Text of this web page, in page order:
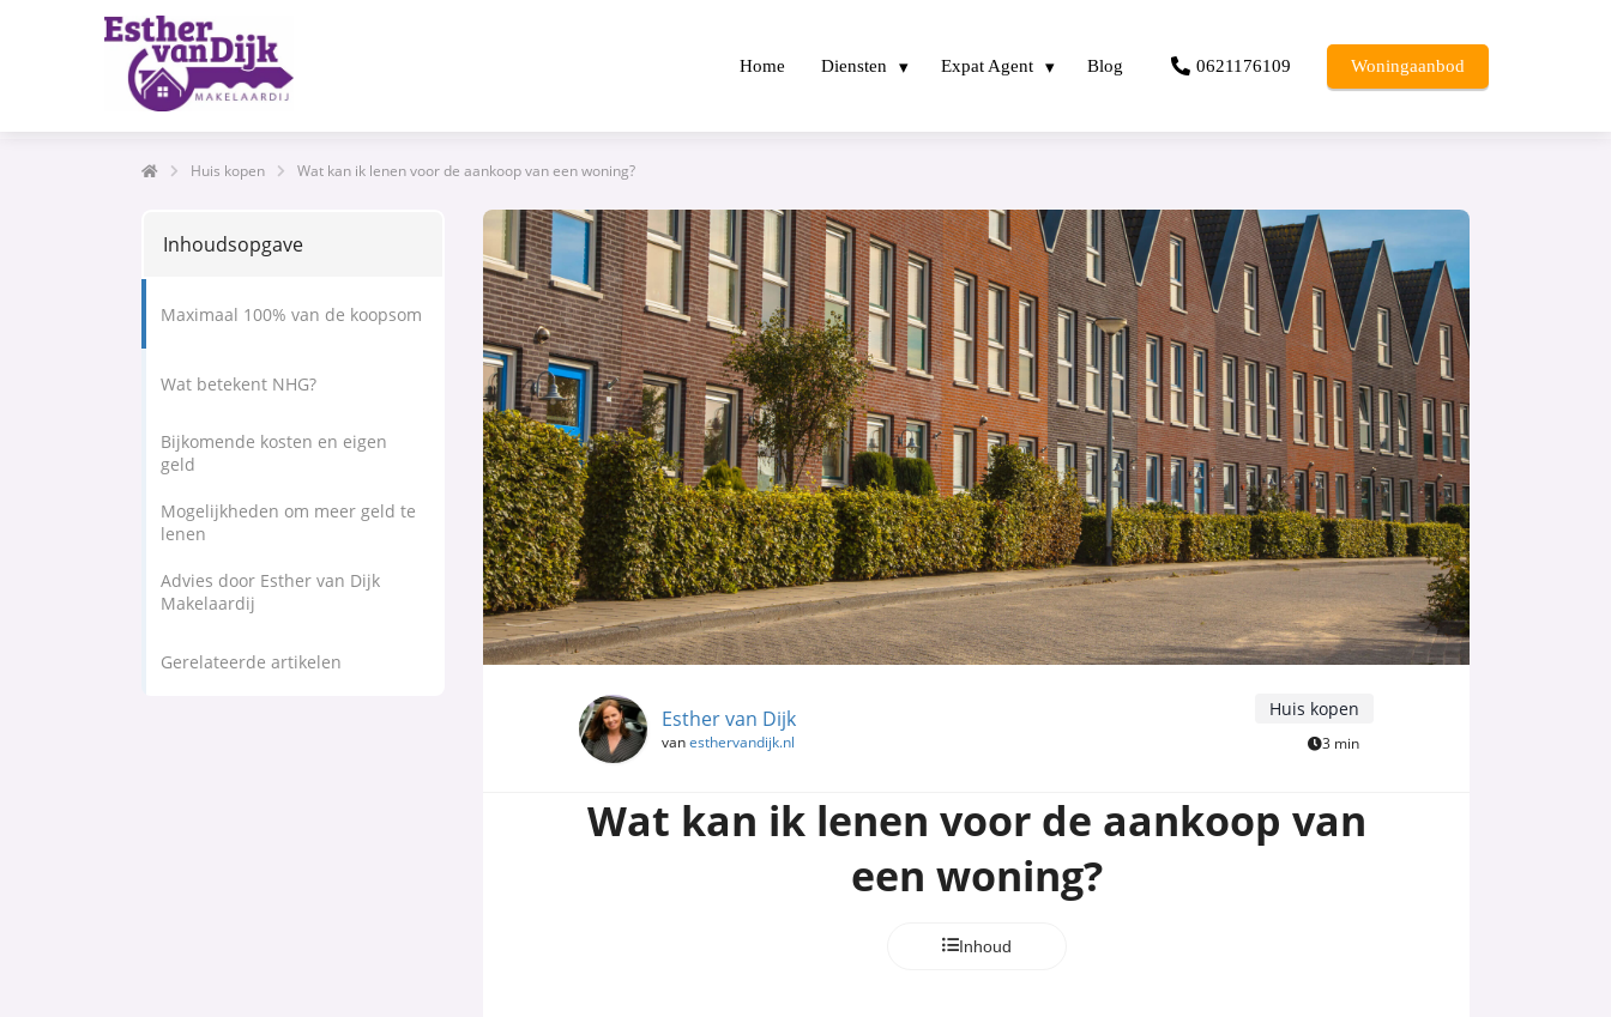
Home Diensten Expat Agent Blog 0621176109 Woningaanbod
Huis kopen Wat kan ik lenen voor de aankoop van een woning?
Inhoudsopgave
Maximaal 100% van de koopsom
Wat betekent NHG?
Bijkomende kosten en eigen
geld
Mogelijkheden om meer geld te
lenen
Advies door Esther van Dijk
Makelaardij
Gerelateerde artikelen
Esther van Dijk
vanesthervandijk.nl
Huis kopen
3 min
Wat kan ik lenen voor de aankoop van
een woning?
Inhoud